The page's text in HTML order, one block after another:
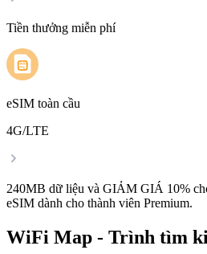
Tiền thưởng miễn phí
eSIM toàn cầu
4G/LTE
240MB dữ liệu và GIẢM GIÁ 10%
eSIM dành cho thành viên Premium.
WiFi Map - Trình tìm